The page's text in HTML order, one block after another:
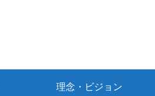
理念・ビジョン